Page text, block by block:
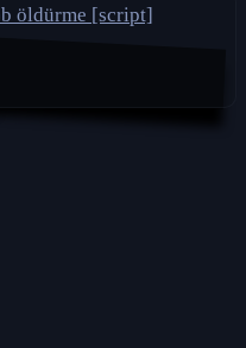
öldürme [script]